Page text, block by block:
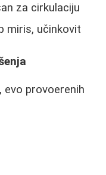
za cirkulaciju
miris, učinkovit
evo provoerenih